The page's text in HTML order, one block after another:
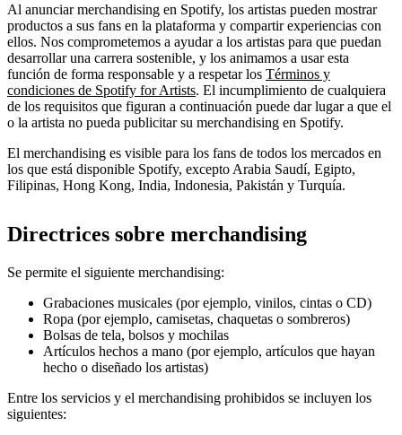
Al anunciar merchandising en Spotify, los artistas pueden mostrar
productos a sus fans en la plataforma y compartir experiencias con
ellos. Nos comprometemos a ayudar a los artistas para que puedan
desarrollar una carrera sostenible, y los animamos a usar esta
función de forma responsable y a respetar los Términos y
condiciones de Spotify for Artists. El incumplimiento de cualquiera
de los requisitos que figuran a continuación puede dar lugar a que el
o la artista no pueda publicitar su merchandising en Spotify.
El merchandising es visible para los fans de todos los mercados en
los que está disponible Spotify, excepto Arabia Saudí, Egipto,
Filipinas, Hong Kong, India, Indonesia, Pakistán y Turquía.
Directrices sobre merchandising
Se permite el siguiente merchandising:
Grabaciones musicales (por ejemplo, vinilos, cintas o CD)
Ropa (por ejemplo, camisetas, chaquetas o sombreros)
Bolsas de tela, bolsos y mochilas
Artículos hechos a mano (por ejemplo, artículos que hayan
hecho o diseñado los artistas)
Entre los servicios y el merchandising prohibidos se incluyen los
siguientes: